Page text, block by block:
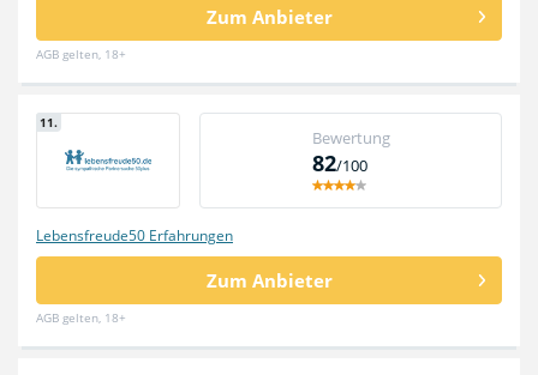
Zum Anbieter
AGB gelten, 18+
11.
Bewertung
82/100
Lebensfreude50 Erfahrungen
Zum Anbieter
AGB gelten, 18+